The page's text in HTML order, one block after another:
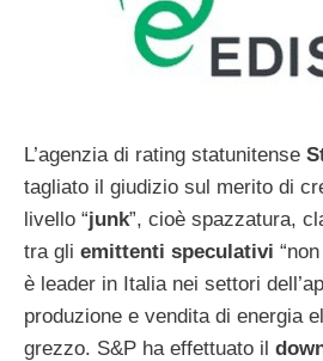
L’agenzia di rating statunitense
tagliato il giudizio sul merito di
livello “junk”, cioè spazzatura,
tra gli emittenti speculativi
è leader in Italia nei settori
produzione e vendita di energia
grezzo. S&P ha effettuato il